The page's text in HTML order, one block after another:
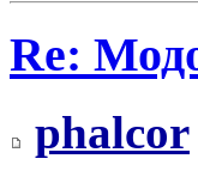
Re:
phalcor